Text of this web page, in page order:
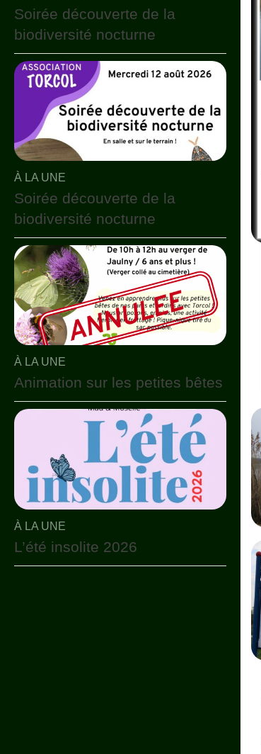
Soirée découverte de la
biodiversité nocturne
À LA UNE
Soirée découverte de la
biodiversité nocturne
À LA UNE
Animation sur les petites bêtes
À LA UNE
L’été insolite 2026